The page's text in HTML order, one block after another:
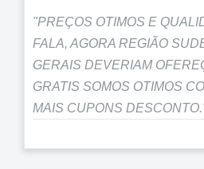
"PREÇOS OTIMOS E
FALA, AGORA REGIÃO
GERAIS DEVERIAM
GRATIS SOMOS OTIMOS
MAIS CUPONS